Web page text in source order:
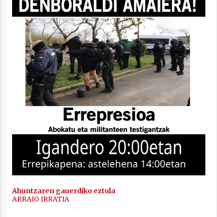
2021/11/25
Mahai-ingurua: irratia, podcastak
eta ondoren zer?
2021/11/12
Arrosaren IX. Topaketak – Mila
esker guztioi!
2021/11/11
Ahuntzaren gauerdiko eztula
ARRAIO IRRATIA